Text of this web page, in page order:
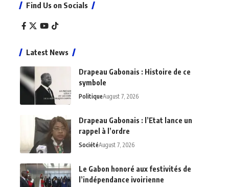
Find Us on Socials
Latest News
Drapeau Gabonais : Histoire de ce
symbole
PolitiqueAugust 7, 2026
Drapeau Gabonais : l’Etat lance un
rappel à l’ordre
SociétéAugust 7, 2026
Le Gabon honoré aux festivités de
l’indépendance ivoirienne